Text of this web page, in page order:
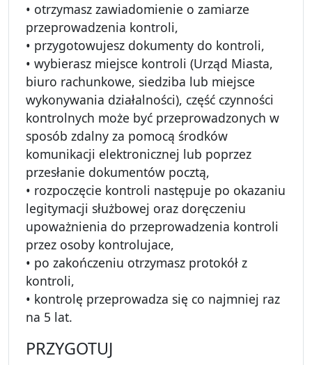
• otrzymasz zawiadomienie o zamiarze
przeprowadzenia kontroli,
• przygotowujesz dokumenty do kontroli,
• wybierasz miejsce kontroli (Urząd Miasta,
biuro rachunkowe, siedziba lub miejsce
wykonywania działalności), część czynności
kontrolnych może być przeprowadzonych w
sposób zdalny za pomocą środków
komunikacji elektronicznej lub poprzez
przesłanie dokumentów pocztą,
• rozpoczęcie kontroli następuje po okazaniu
legitymacji służbowej oraz doręczeniu
upoważnienia do przeprowadzenia kontroli
przez osoby kontrolujace,
• po zakończeniu otrzymasz protokół z
kontroli,
• kontrolę przeprowadza się co najmniej raz
na 5 lat.
PRZYGOTUJ